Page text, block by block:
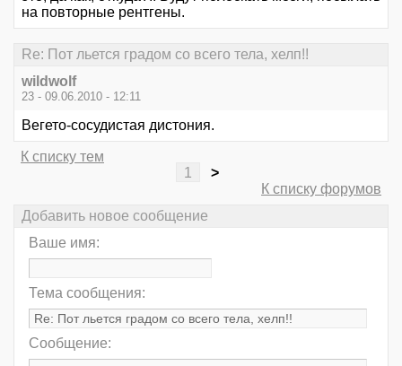
на повторные рентгены.
Re: Пот льется градом со всего тела, хелп!!
wildwolf
23 - 09.06.2010 - 12:11
Вегето-сосудистая дистония.
К списку тем
1
>
К списку форумов
Добавить новое сообщение
Ваше имя:
Тема сообщения:
Сообщение: